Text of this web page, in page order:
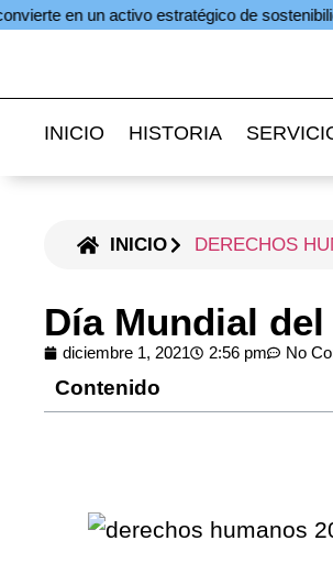
activo estratégico de sostenibilidad
INICIO HISTORIA
INICIO DERECHOS
Día Mundial
diciembre 1, 2021 2:56 pm No
Contenido